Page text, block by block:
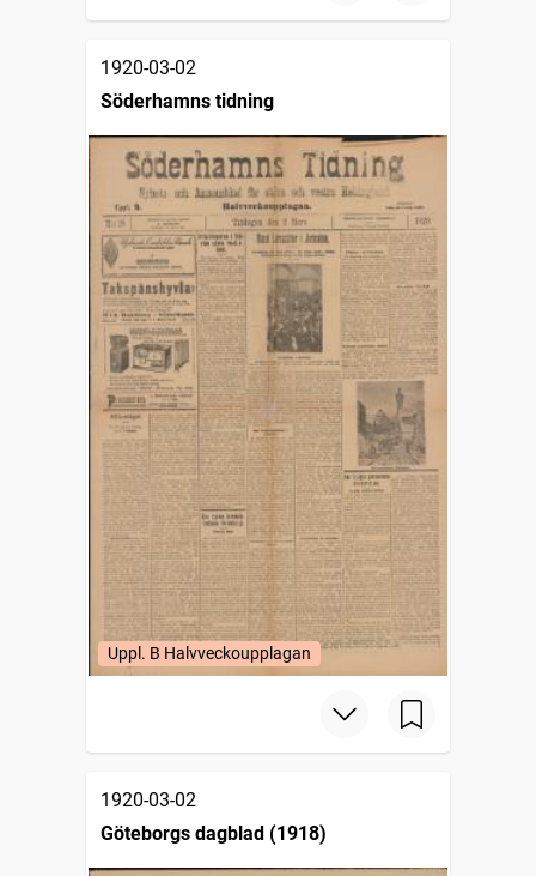
1920-03-02
Söderhamns tidning
Uppl. B Halvveckoupplagan
1920-03-02
Göteborgs dagblad (1918)